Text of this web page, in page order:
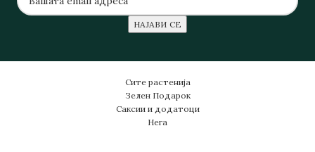
Сите растенија
Зелен Подарок
Саксии и додатоци
Нега